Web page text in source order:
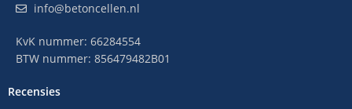
info@betoncellen.nl
KvK nummer: 66284554
BTW nummer: 856479482B01
Recensies